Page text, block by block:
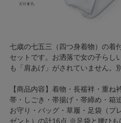
七歳の七五三（四つ身着物）の着
セットです。お洒落で女の子らし
も「肩あげ」がされていません。
【商品内容】着物・長襦袢・重ね
帯・しごき・帯揚げ・帯締め・箱
お守り・バッグ・草履・足袋（プ
ゼント）の計16点 ※足袋と腰ひも